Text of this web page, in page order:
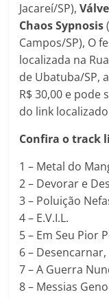
Jacareí/SP),
Chaos Sypnosis
Campos/SP), O
localizada na
de Ubatuba/SP,
R$ 30,00 e pode
do link
Confira o track
1 – Metal do
2 – Devorar e
3 – Poluição
4 – E.V.I.L.
5 – Em Seu Pior
6 –
7 – A Guerra
8 – Messias